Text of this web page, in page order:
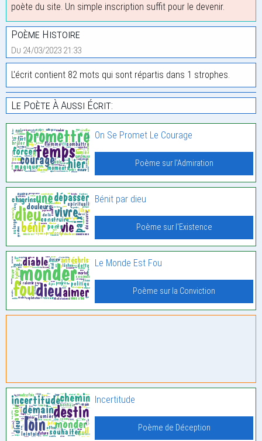
poète du site. Un simple inscription suffit pour le devenir.
Poème Histoire
Du 24/03/2023 21:33
L'écrit contient 82 mots qui sont répartis dans 1 strophes.
Le Poète À Aussi Écrit:
On Se Promet Le Courage
Poème sur l'Admiration
Bénit par dieu
Poème sur l'Existence
Le Monde Est Fou
Poème sur la Conviction
Incertitude
Poème de Déception